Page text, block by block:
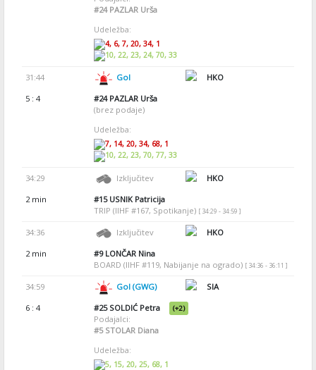
#24PAZLAR Urša
Udeležba:
4, 6, 7, 20, 34, 1
10, 22, 23, 24, 70, 33
31:44 Gol
HKO
5 : 4
#24PAZLAR Urša
(brez podaje)
Udeležba:
7, 14, 20, 34, 68, 1
10, 22, 23, 70, 77, 33
34:29 Izključitev
HKO
2 min
#15USNIK Patricija
TRIP (IIHF #167, Spotikanje) [ 34:29 - 34:59 ]
34:36 Izključitev
HKO
2 min
#9LONČAR Nina
BOARD (IIHF #119, Nabijanje na ogrado) [ 34:36 - 36:11 ]
34:59 Gol (GWG)
SIA
6 : 4
#25SOLDIĆ Petra (+2)
Podajalci:
#5STOLAR Diana
Udeležba:
5, 15, 20, 25, 68, 1